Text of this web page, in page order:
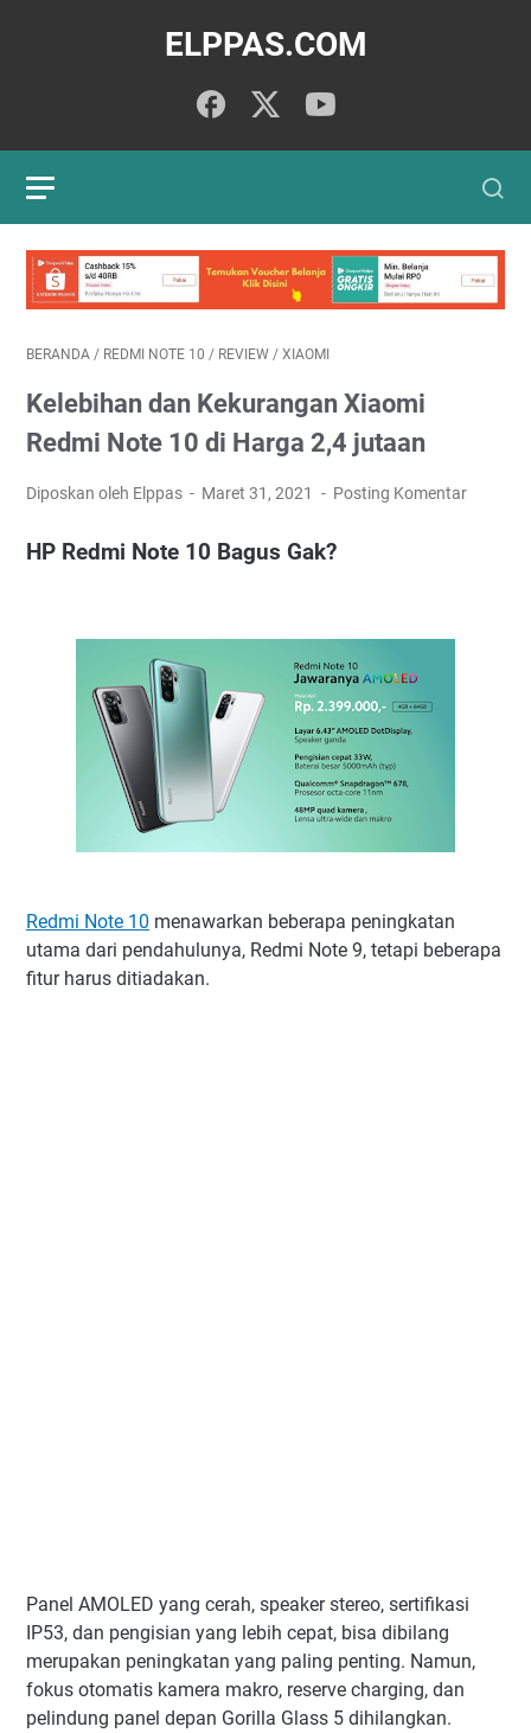
ELPPAS.COM
BERANDA / REDMI NOTE 10 / REVIEW / XIAOMI
Kelebihan dan Kekurangan Xiaomi
Redmi Note 10 di Harga 2,4 jutaan
Diposkan oleh Elppas Maret 31, 2021 Posting Komentar
HP Redmi Note 10 Bagus Gak?
Redmi Note 10 menawarkan beberapa peningkatan
utama dari pendahulunya, Redmi Note 9, tetapi beberapa
fitur harus ditiadakan.
Panel AMOLED yang cerah, speaker stereo, sertifikasi
IP53, dan pengisian yang lebih cepat, bisa dibilang
merupakan peningkatan yang paling penting. Namun,
fokus otomatis kamera makro, reserve charging, dan
pelindung panel depan Gorilla Glass 5 dihilangkan.